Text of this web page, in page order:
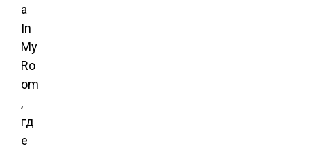
а
In
My
Ro
om
,
гд
е